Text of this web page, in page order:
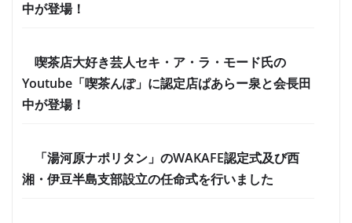
中が登場！
喫茶店大好き芸人セキ・ア・ラ・モード氏の
Youtube「喫茶んぽ」に認定店ぱあらー泉と会長田
中が登場！
「湯河原ナポリタン」のWAKAFE認定式及び西
湘・伊豆半島支部設立の任命式を行いました